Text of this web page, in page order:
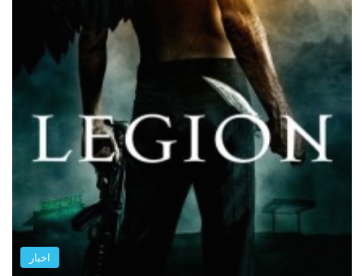
اخبار